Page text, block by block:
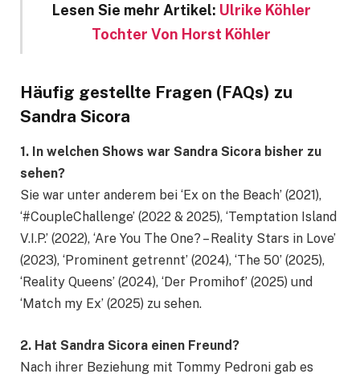
Lesen Sie mehr Artikel: Ulrike Köhler
Tochter Von Horst Köhler
Häufig gestellte Fragen (FAQs) zu
Sandra Sicora
1. In welchen Shows war Sandra Sicora bisher zu
sehen?
Sie war unter anderem bei ‘Ex on the Beach’ (2021),
‘#CoupleChallenge’ (2022 & 2025), ‘Temptation Island
V.I.P.’ (2022), ‘Are You The One? – Reality Stars in Love’
(2023), ‘Prominent getrennt’ (2024), ‘The 50’ (2025),
‘Reality Queens’ (2024), ‘Der Promihof’ (2025) und
‘Match my Ex’ (2025) zu sehen.
2. Hat Sandra Sicora einen Freund?
Nach ihrer Beziehung mit Tommy Pedroni gab es